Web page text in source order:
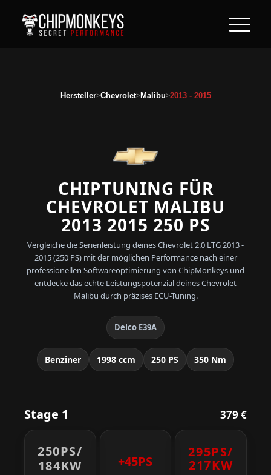
Hersteller>Chevrolet>Malibu>2013 - 2015
CHIPTUNING FÜR
CHEVROLET MALIBU
2013 2015 250 PS
Vergleiche die Serienleistung deines Chevrolet 2.0 LTG 2013 -
2015 (250 PS) mit der möglichen Performance nach einer
professionellen Softwareoptimierung von ChipMonkeys und
entdecke das echte Leistungspotenzial deines Chevrolet
Malibu durch präzises ECU-Tuning.
Delco E39A
Benziner 1998 ccm 250 PS 350 Nm
Stage 1 379 €
250PS/
184KW
+45PS
295PS/
217KW